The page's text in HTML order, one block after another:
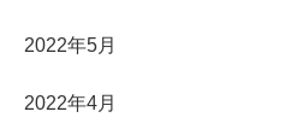
2022年5月
2022年4月